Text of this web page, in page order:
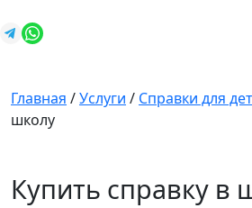
Главная /Услуги / Справки для
школу
Купить справку в